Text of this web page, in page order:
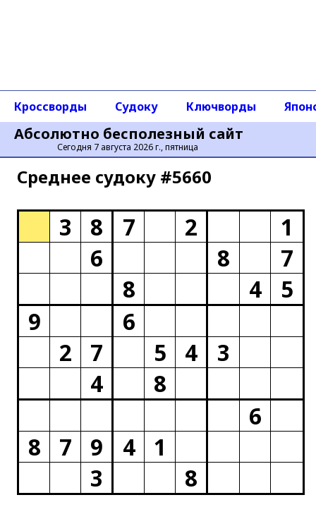
Абсолютно бесполезный сайт
Сегодня 7 августа 2026 г., пятница
Кроссворды Судоку Ключворды
Среднее cудоку #5660
3 8 7 2
1
6
8
7
8
4
5
9
6
2
7 5 4
3
4
8
6
8
7 9 4
1
3
8